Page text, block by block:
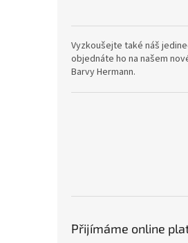
Vyzkoušejte také náš
objednáte ho na našem
Barvy Hermann.
Přijímáme online